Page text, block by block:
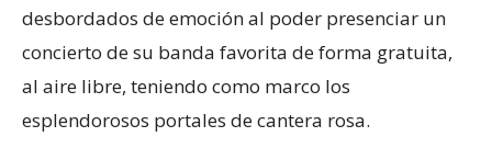
desbordados de emoción al poder presenciar un
concierto de su banda favorita de forma gratuita,
al aire libre, teniendo como marco los
esplendorosos portales de cantera rosa.